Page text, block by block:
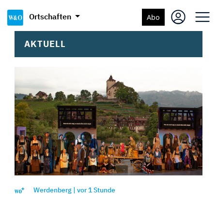
Ortschaften Abo
AKTUELL
Werdenberg | vor1 Stunde